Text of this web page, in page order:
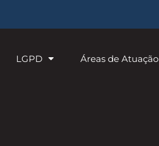
LGPD Áreas de Atuação